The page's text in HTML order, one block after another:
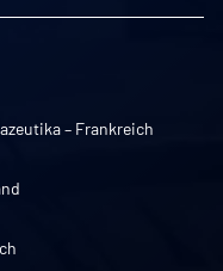
– Frankreich